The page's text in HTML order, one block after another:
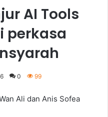
AI Tools
perkasa
0 99
Ali dan Anis Sofea